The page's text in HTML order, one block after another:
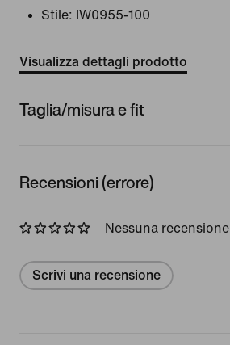
Stile: IW0955-100
Visualizza dettagli prodotto
Taglia/misura e fit
Recensioni (errore)
Nessuna recensione
Scrivi una recensione